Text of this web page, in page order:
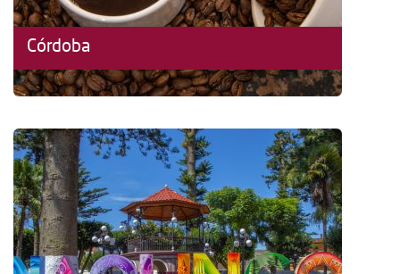
Córdoba